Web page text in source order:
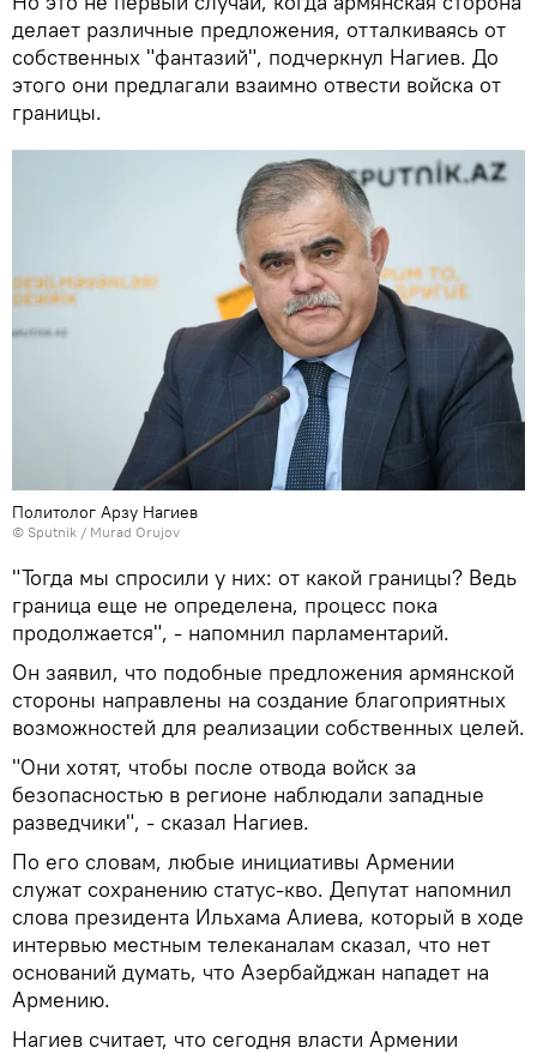
делает различные предложения, отталкиваясь от
собственных "фантазий", подчеркнул Нагиев. До
этого они предлагали взаимно отвести войска от
границы.
Политолог Арзу Нагиев
© Sputnik / Murad Orujov
"Тогда мы спросили у них: от какой границы? Ведь
граница еще не определена, процесс пока
продолжается", - напомнил парламентарий.
Он заявил, что подобные предложения армянской
стороны направлены на создание благоприятных
возможностей для реализации собственных целей.
"Они хотят, чтобы после отвода войск за
безопасностью в регионе наблюдали западные
разведчики", - сказал Нагиев.
По его словам, любые инициативы Армении
служат сохранению статус-кво. Депутат напомнил
слова президента Ильхама Алиева, который в ходе
интервью местным телеканалам сказал, что нет
оснований думать, что Азербайджан нападет на
Армению.
Нагиев считает, что сегодня власти Армении